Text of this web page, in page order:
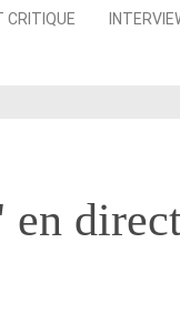
CRITIQUE
en